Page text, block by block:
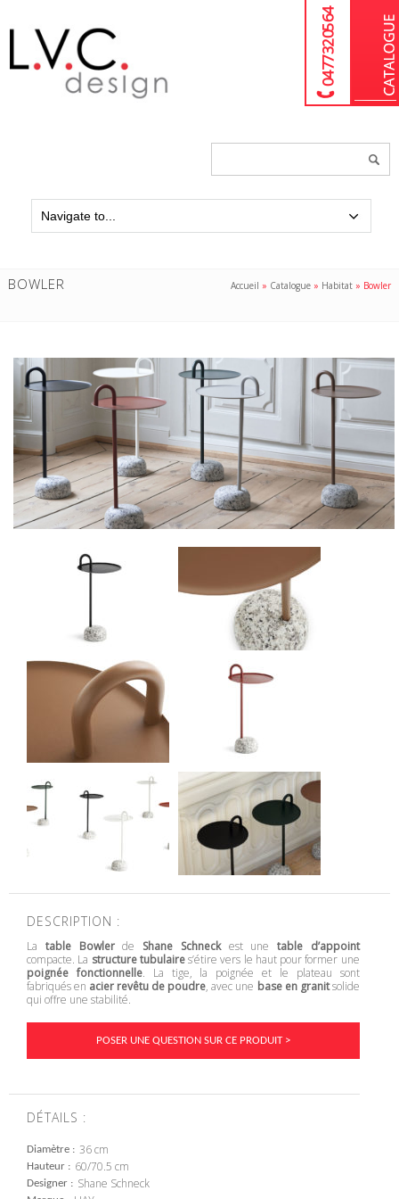
04 77 32 05 64
BOWLER Accueil » Catalogue » Habitat » Bowler
DESCRIPTION :
La table Bowlerde Shane Schneckest une table d’appoint
compacte. La structure tubulaires’étire vers le haut pour former une
poignée fonctionnelle. La tige, la poignée et le plateau sont
fabriqués en acier revêtu de poudre, avec une base en granitsolide
qui offre une stabilité.
POSER UNE QUESTION SUR CE PRODUIT >
DÉTAILS :
Diamètre 36 cm
Hauteur 60/70.5 cm
Designer Shane Schneck